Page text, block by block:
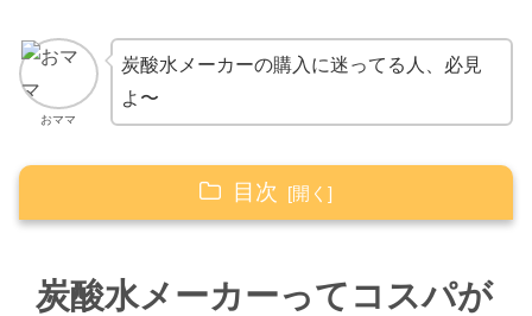
おママ
炭酸水メーカーの購入に迷ってる人、必見
よ〜
目次
算！
炭酸水メーカーってコスパが